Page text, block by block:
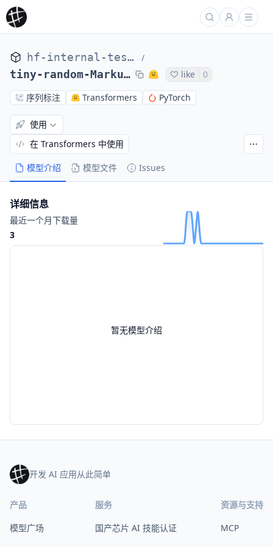
hf-internal-testing /
tiny-random-MarkupLMForTokenClassification like
0
序列标注
Transformers PyTorch
模型介绍 模型文件 Issues
使用
在 Transformers 中使用
暂无模型介绍
详细信息
最近一个月下载量
3
开发 AI 应用从此简单
产品
模型广场
服务
国产芯片 AI 技能认证
资源与支持
MCP